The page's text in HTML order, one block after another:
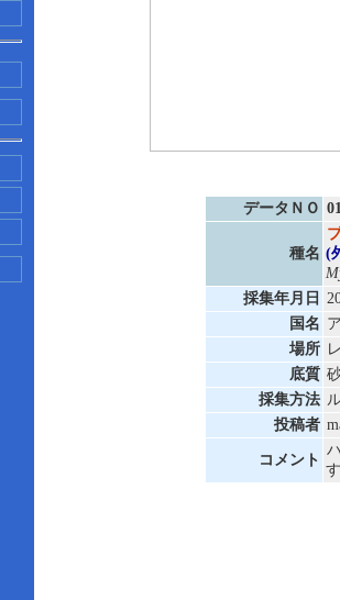
データＮＯ
種名 (
採集年月日
国名
場所
底質
採集方法
投稿者
コメント